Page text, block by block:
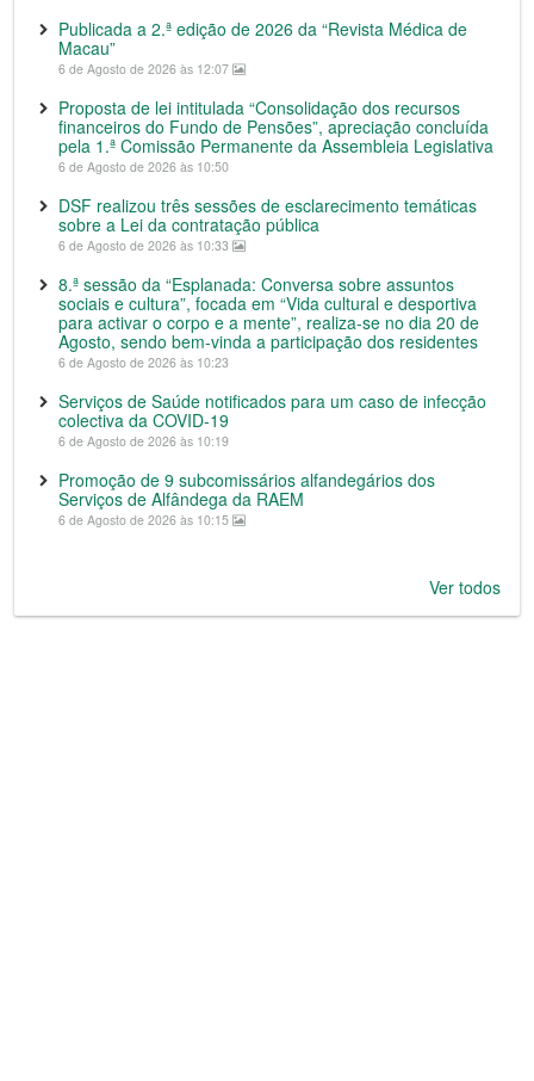
Publicada a 2.ª edição de 2026 da “Revista Médica de
Macau”
6 de Agosto de 2026 às 12:07
Proposta de lei intitulada “Consolidação dos recursos
financeiros do Fundo de Pensões”, apreciação concluída
pela 1.ª Comissão Permanente da Assembleia Legislativa
6 de Agosto de 2026 às 10:50
DSF realizou três sessões de esclarecimento temáticas
sobre a Lei da contratação pública
6 de Agosto de 2026 às 10:33
8.ª sessão da “Esplanada: Conversa sobre assuntos
sociais e cultura”, focada em “Vida cultural e desportiva
para activar o corpo e a mente”, realiza-se no dia 20 de
Agosto, sendo bem-vinda a participação dos residentes
6 de Agosto de 2026 às 10:23
Serviços de Saúde notificados para um caso de infecção
colectiva da COVID-19
6 de Agosto de 2026 às 10:19
Promoção de 9 subcomissários alfandegários dos
Serviços de Alfândega da RAEM
6 de Agosto de 2026 às 10:15
Ver todos